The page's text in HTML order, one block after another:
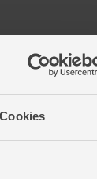
Profis.